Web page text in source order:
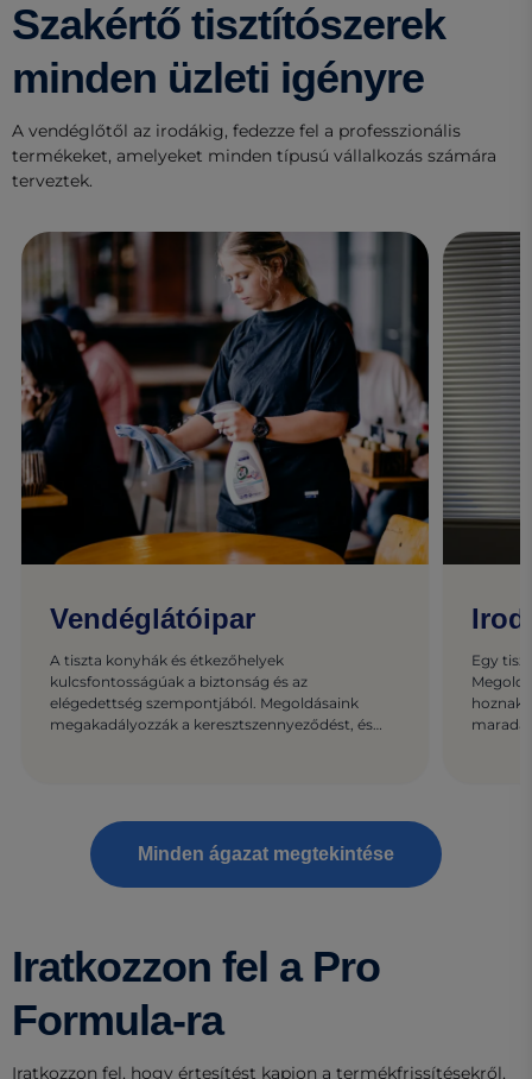
Szakértő tisztítószerek
minden üzleti igényre
A vendéglőtől az irodákig, fedezze fel a professzionális
termékeket, amelyeket minden típusú vállalkozás számára
terveztek.
Vendéglátóipar
A tiszta konyhák és étkezőhelyek
kulcsfontosságúak a biztonság és az
elégedettség szempontjából. Megoldásaink
megakadályozzák a keresztszennyeződést, és
Egy
hoznak
Minden ágazat megtekintése
Iratkozzon fel a Pro
Formula-ra
Iratkozzon fel, hogy értesítést kapjon a termékfrissítésekről,